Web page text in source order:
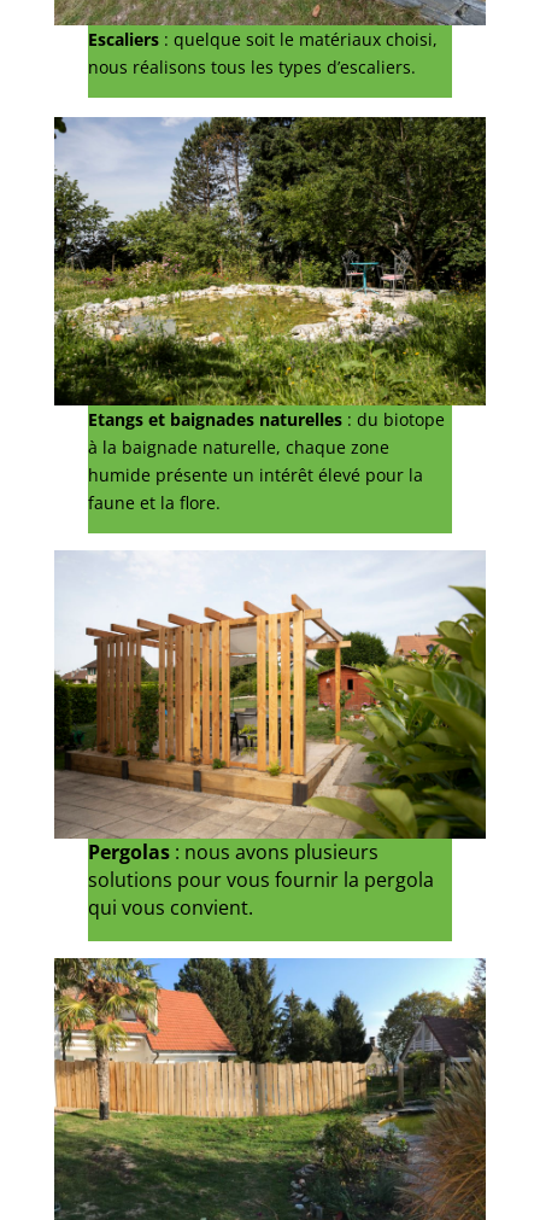
Escaliers : quelque soit le matériaux choisi,
nous réalisons tous les types d’escaliers.
Etangs et baignades naturelles : du biotope
à la baignade naturelle, chaque zone
humide présente un intérêt élevé pour la
faune et la flore.
Pergolas : nous avons plusieurs
solutions pour vous fournir la pergola
qui vous convient.